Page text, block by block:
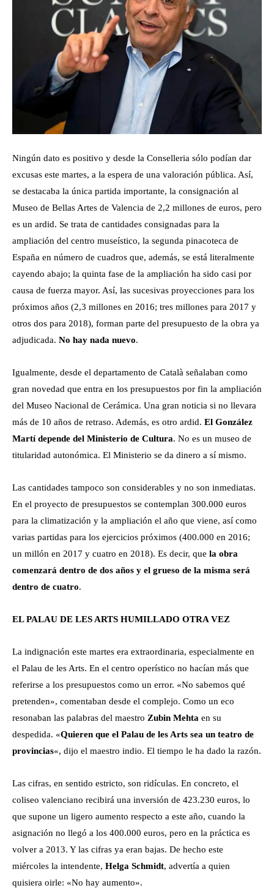
Ningún dato es positivo y desde la Conselleria sólo podían dar
excusas este martes, a la espera de una valoración pública. Así,
se destacaba la única partida importante, la consignación al
Museo de Bellas Artes de Valencia de 2,2 millones de euros, pero
es un ardid. Se trata de cantidades consignadas para la
ampliación del centro museístico, la segunda pinacoteca de
España en número de cuadros que, además, se está literalmente
cayendo abajo; la quinta fase de la ampliación ha sido casi por
causa de fuerza mayor. Así, las sucesivas proyecciones para los
próximos años (2,3 millones en 2016; tres millones para 2017 y
otros dos para 2018), forman parte del presupuesto de la obra ya
adjudicada. No hay nada nuevo.
Igualmente, desde el departamento de Català señalaban como
gran novedad que entra en los presupuestos por fin la ampliación
del Museo Nacional de Cerámica. Una gran noticia si no llevara
más de 10 años de retraso. Además, es otro ardid. El González
Martí depende del Ministerio de Cultura. No es un museo de
titularidad autonómica. El Ministerio se da dinero a sí mismo.
Las cantidades tampoco son considerables y no son inmediatas.
En el proyecto de presupuestos se contemplan 300.000 euros
para la climatización y la ampliación el año que viene, así como
varias partidas para los ejercicios próximos (400.000 en 2016;
un millón en 2017 y cuatro en 2018). Es decir, que la obra
comenzará dentro de dos años y el grueso de la misma será
dentro de cuatro.
EL PALAU DE LES ARTS HUMILLADO OTRA VEZ
La indignación este martes era extraordinaria, especialmente en
el Palau de les Arts. En el centro operístico no hacían más que
referirse a los presupuestos como un error. «No sabemos qué
pretenden», comentaban desde el complejo. Como un eco
resonaban las palabras del maestro Zubin Mehta en su
despedida. «Quieren que el Palau de les Arts sea un teatro de
provincias«, dijo el maestro indio. El tiempo le ha dado la razón.
Las cifras, en sentido estricto, son ridículas. En concreto, el
coliseo valenciano recibirá una inversión de 423.230 euros, lo
que supone un ligero aumento respecto a este año, cuando la
asignación no llegó a los 400.000 euros, pero en la práctica es
volver a 2013. Y las cifras ya eran bajas. De hecho este
miércoles la intendente, Helga Schmidt, advertía a quien
quisiera oirle: «No hay aumento».